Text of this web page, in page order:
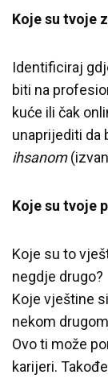
Koje su tvoje
Identificiraj
biti na
kuće ili čak
unaprijediti da
ihsanom
Koje su tvoje
Koje su to
negdje drugo?
Koje vještine
nekom
Ovo ti može
karijeri.